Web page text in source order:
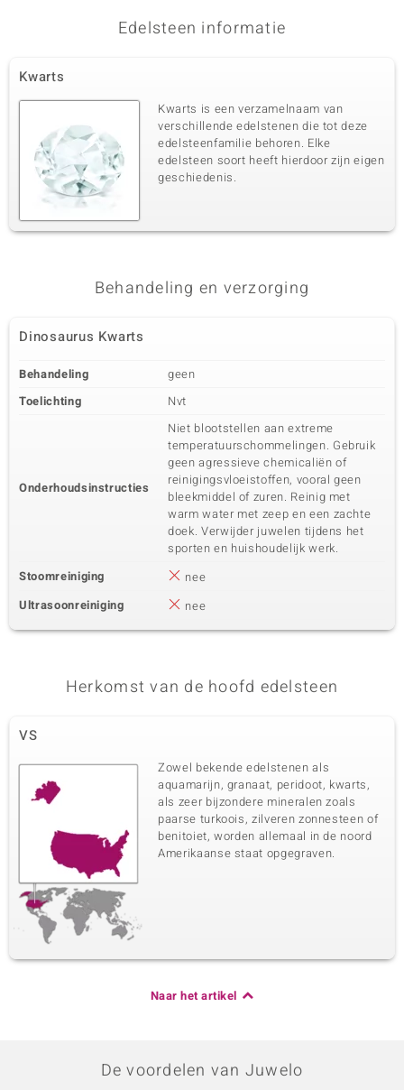
Edelsteen informatie
Kwarts
Kwarts is een verzamelnaam van
verschillende edelstenen die tot deze
edelsteenfamilie behoren. Elke
edelsteen soort heeft hierdoor zijn eigen
geschiedenis.
Behandeling en verzorging
Dinosaurus Kwarts
Behandeling
geen
Toelichting
Nvt
Onderhoudsinstructies
Niet blootstellen aan extreme
temperatuurschommelingen. Gebruik
geen agressieve chemicaliën of
reinigingsvloeistoffen, vooral geen
bleekmiddel of zuren. Reinig met
warm water met zeep en een zachte
doek. Verwijder juwelen tijdens het
sporten en huishoudelijk werk.
Stoomreiniging
nee
Ultrasoonreiniging
nee
Herkomst van de hoofd edelsteen
VS
Zowel bekende edelstenen als
aquamarijn, granaat, peridoot, kwarts,
als zeer bijzondere mineralen zoals
paarse turkoois, zilveren zonnesteen of
benitoiet, worden allemaal in de noord
Amerikaanse staat opgegraven.
Naar het artikel
De voordelen van Juwelo